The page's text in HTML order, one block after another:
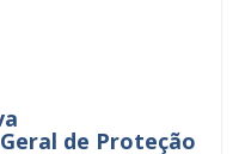
de Proteção